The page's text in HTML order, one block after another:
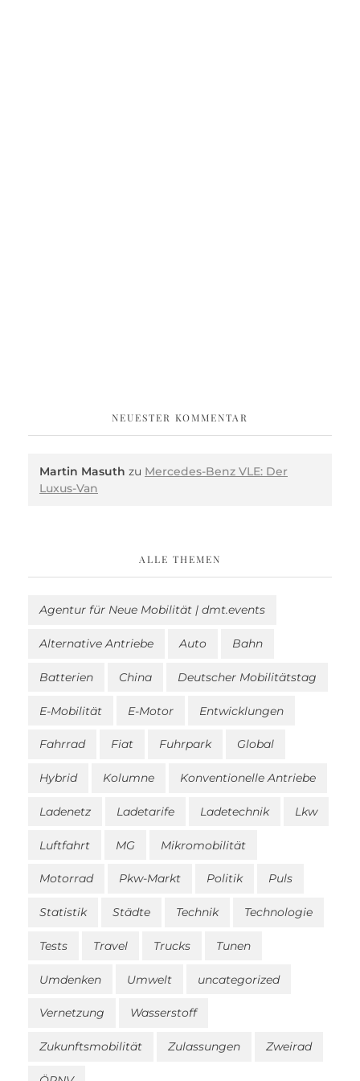
NEUESTER KOMMENTAR
Martin Masuth zu Mercedes-Benz VLE: Der
Luxus-Van
ALLE THEMEN
Agentur für Neue Mobilität | dmt.events
Alternative Antriebe Auto Bahn
Batterien China Deutscher Mobilitätstag
E-Mobilität E-Motor Entwicklungen
Fahrrad Fiat Fuhrpark Global
Hybrid Kolumne Konventionelle Antriebe
Ladenetz Ladetarife Ladetechnik Lkw
Luftfahrt MG Mikromobilität
Motorrad Pkw-Markt Politik Puls
Statistik Städte Technik Technologie
Tests Travel Trucks Tunen
Umdenken Umwelt uncategorized
Vernetzung Wasserstoff
Zukunftsmobilität Zulassungen Zweirad